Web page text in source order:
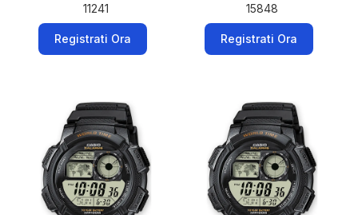
11241
Registrati Ora
15848
Registrati Ora